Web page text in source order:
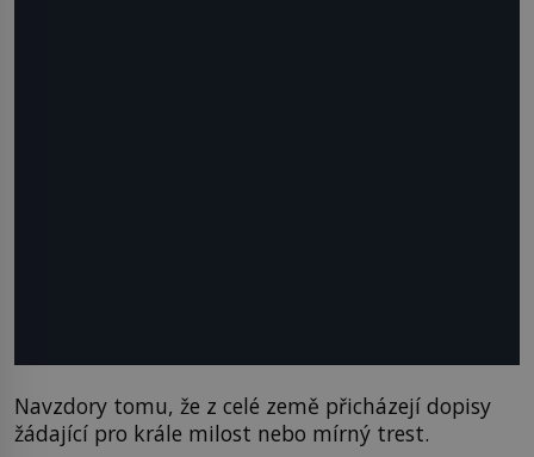
Navzdory tomu, že z celé země přicházejí dopisy
žádající pro krále milost nebo mírný trest.